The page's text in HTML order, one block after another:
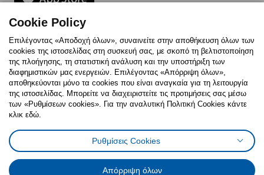
Follow us:
FacebookInstagram
TikTokYoutubePinterestTwitter
Πολιτική CookiesΔήλωση ψηφιακής προσβασιμότητας
Ρυθμίσεις cookiesΌροι Χρήσης
Γενική Πολιτική Προσωπικών Δεδομένων
Πολιτική Προσωπικών Δεδομένων για ΙΚΕΑ.gr
Cookie Policy
Επιλέγοντας «Αποδοχή όλων», συναινείτε στην αποθήκευση όλων των
cookies της ιστοσελίδας στη συσκευή σας, με σκοπό τη βελτιστοποίηση
της πλοήγησης, τη στατιστική ανάλυση και την υποστήριξη των
διαφημιστικών μας ενεργειών. Επιλέγοντας «Απόρριψη όλων»,
αποθηκεύονται μόνο τα cookies που είναι αναγκαία για τη λειτουργία
της ιστοσελίδας. Μπορείτε να διαχειριστείτε τις προτιμήσεις σας μέσω
των «Ρυθμίσεων cookies». Για την αναλυτική Πολιτική Cookies κάντε
κλικ εδώ.
Ρυθμίσεις Cookies
Απόρριψη όλων